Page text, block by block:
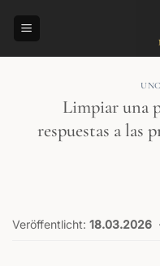
Limpiar una
respuestas a las
Veröffentlicht: 18.03.2026